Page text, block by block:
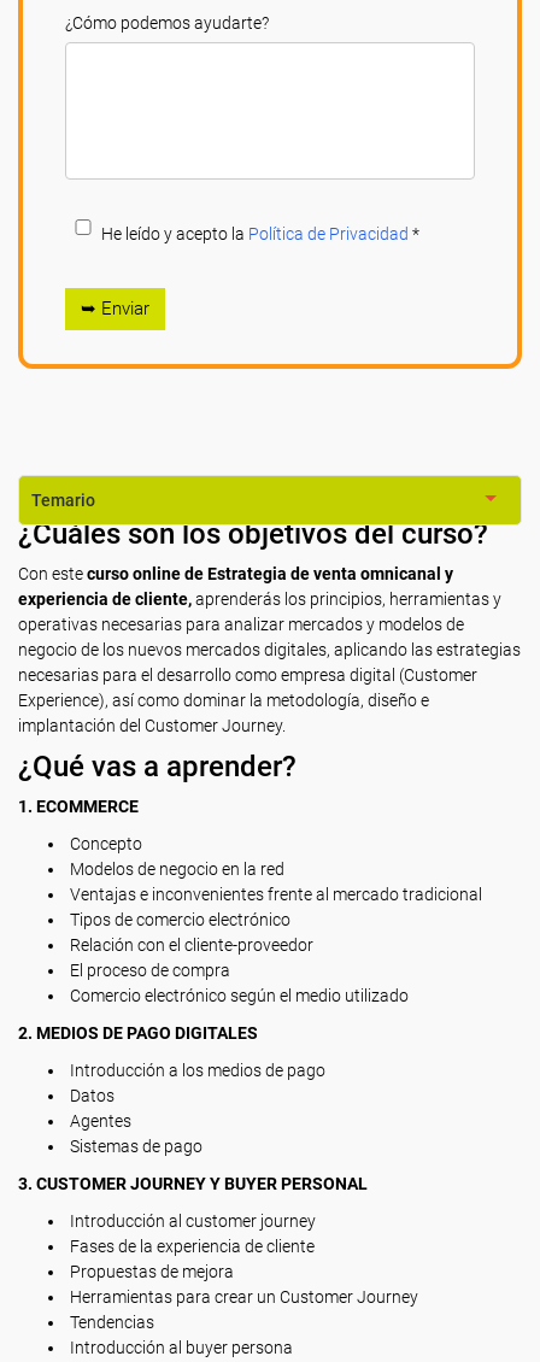
¿Cómo podemos ayudarte?
He leído y acepto la Política de Privacidad *
➥ Enviar
Temario
¿Cuáles son los objetivos del curso?
Con estecurso online de Estrategia de venta omnicanal y
experiencia de cliente,aprenderás los principios, herramientas y
operativas necesarias para analizar mercados y modelos de
negocio de los nuevos mercados digitales, aplicando las estrategias
necesarias para el desarrollo como empresa digital (Customer
Experience), así como dominar la metodología, diseño e
implantación del Customer Journey.
¿Qué vas a aprender?
1. ECOMMERCE
Concepto
Modelos de negocio en la red
Ventajas e inconvenientes frente al mercado tradicional
Tipos de comercio electrónico
Relación con el cliente-proveedor
El proceso de compra
Comercio electrónico según el medio utilizado
2. MEDIOS DE PAGO DIGITALES
Introducción a los medios de pago
Datos
Agentes
Sistemas de pago
3. CUSTOMER JOURNEY Y BUYER PERSONAL
Introducción al customer journey
Fases de la experiencia de cliente
Propuestas de mejora
Herramientas para crear un Customer Journey
Tendencias
Introducción al buyer persona